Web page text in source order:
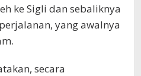
ke Sigli dan sebaliknya
yang awalnya
secara